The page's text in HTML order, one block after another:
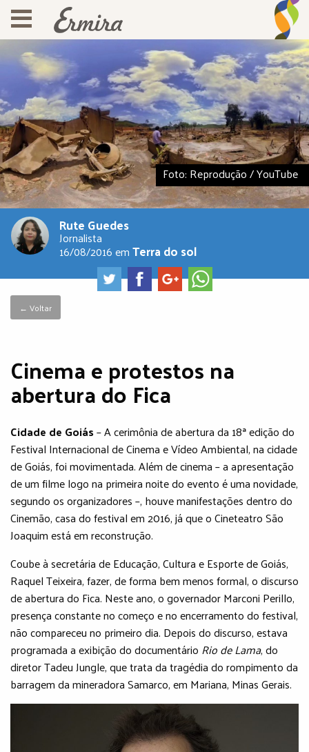
Foto: Reprodução / YouTube
Rute Guedes
Jornalista
16/08/2016emTerra do sol
← Voltar
Cinema e protestos na
abertura do Fica
Cidade de Goiás– A cerimônia de abertura da 18ª edição do
Festival Internacional de Cinema e Vídeo Ambiental, na cidade
de Goiás, foi movimentada. Além de cinema – a apresentação
de um filme logo na primeira noite do evento é uma novidade,
segundo os organizadores –, houve manifestações dentro do
Cinemão, casa do festival em 2016, já que o Cineteatro São
Joaquim está em reconstrução.
Coube à secretária de Educação, Cultura e Esporte de Goiás,
Raquel Teixeira, fazer, de forma bem menos formal, o discurso
de abertura do Fica. Neste ano, o governador Marconi Perillo,
presença constante no começo e no encerramento do festival,
não compareceu no primeiro dia. Depois do discurso, estava
programada a exibição do documentário Rio de Lama, do
diretor Tadeu Jungle, que trata da tragédia do rompimento da
barragem da mineradora Samarco, em Mariana, Minas Gerais.